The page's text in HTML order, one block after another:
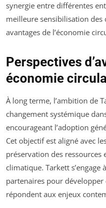
synergie entre différentes
meilleure sensibilisation des
avantages de l’économie
Perspectives
économie
À long terme, l’ambition de
changement systémique
encourageant l’adoption
Cet objectif est aligné avec
préservation des
climatique. Tarkett
partenaires pour
répondent aux enjeux